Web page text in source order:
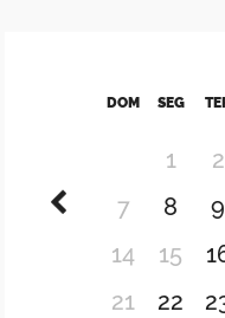
DOM SEG
1 2
7
8 9
14
15
21
22